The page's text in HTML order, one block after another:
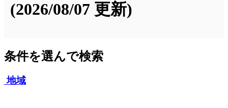
(2026/08/07 更新)
条件を選んで検索
地域